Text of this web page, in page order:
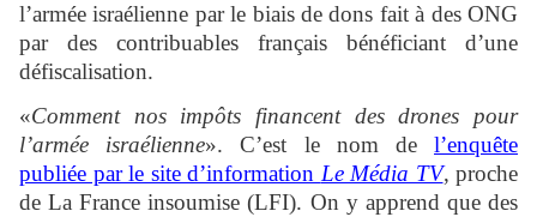
l’armée israélienne par le biais de dons fait à des ONG
par des contribuables français bénéficiant d’une
défiscalisation.
«Comment nos impôts financent des drones pour
l’armée israélienne». C’est le nom del’enquête
publiée par le site d’information Le Média TV, proche
de La France insoumise (LFI). On y apprend que des